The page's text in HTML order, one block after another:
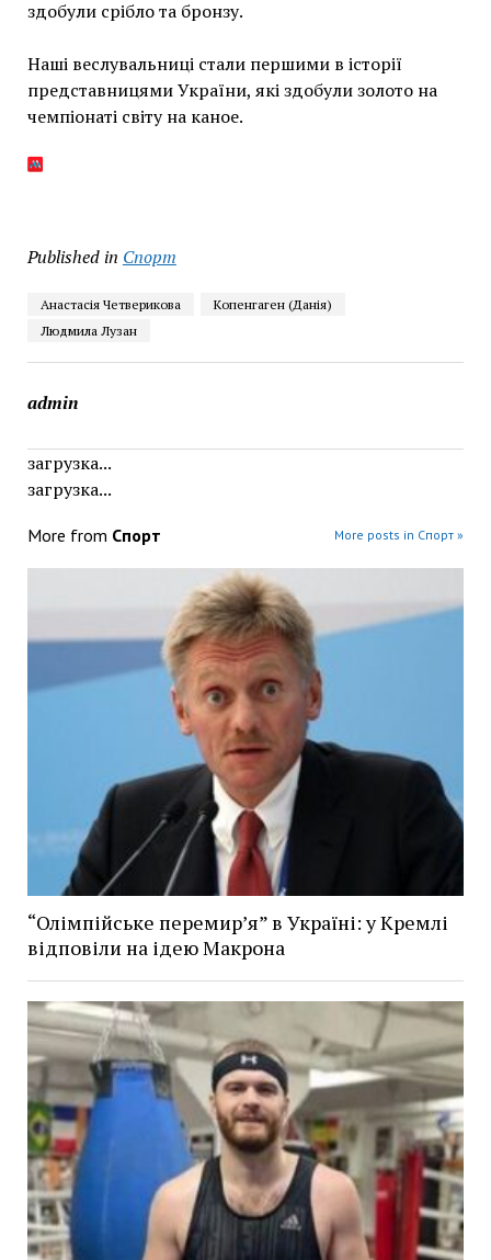
здобули срібло та бронзу.
Наші веслувальниці стали першими в історії
представницями України, які здобули золото на
чемпіонаті світу на каное.
Published in Спорт
Анастасія Четверикова
Копенгаген (Данія)
Людмила Лузан
admin
загрузка...
загрузка...
More from Спорт More posts in Спорт »
“Олімпійське перемир’я” в Україні: у Кремлі
відповіли на ідею Макрона